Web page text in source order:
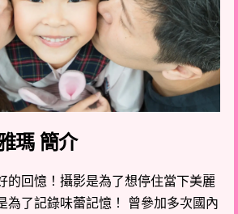
瑪 簡介
的回憶！攝影是為了想停住當下美麗
為了記錄味蕾記憶！ 曾參加多次國內